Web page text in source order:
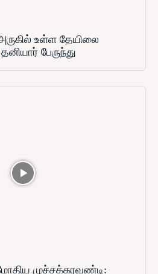
உள்ள தேயிலை
பேருந்து
முச்சக்கரவண்டி: